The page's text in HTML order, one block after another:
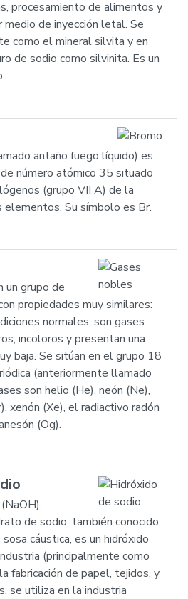
procesamiento de alimentos y
medio de inyección letal. Se
como el mineral silvita y en
de sodio como silvinita. Es un
antaño fuego líquido) es
número atómico 35 situado
(grupo VII A) de la
Su símbolo es Br.
un grupo de
propiedades muy similares:
normales, son gases
incoloros y presentan una
baja. Se sitúan en el grupo 18
(anteriormente llamado
son helio (He), neón (Ne),
xenón (Xe), el radiactivo radón
(Og).
de sodio, también conocido
cáustica, es un hidróxido
(principalmente como
fabricación de papel, tejidos, y
se utiliza en la industria